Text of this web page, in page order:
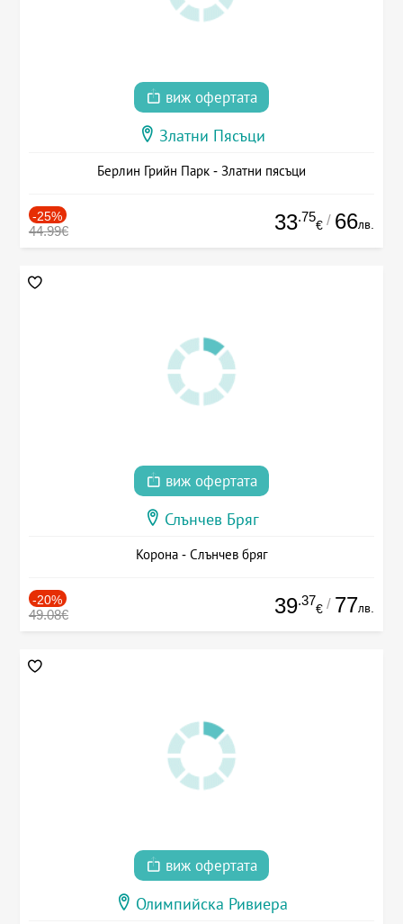
виж офертата
Златни Пясъци
Берлин Грийн Парк - Златни пясъци
-25%
44.99€ 33.75
€ / 66лв.
виж офертата
Слънчев Бряг
Корона - Слънчев бряг
-20%
49.08€ 39.37
€ / 77лв.
виж офертата
Олимпийска Ривиера